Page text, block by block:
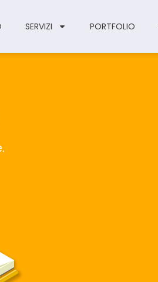
SERVIZI PORTFOLIO